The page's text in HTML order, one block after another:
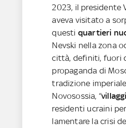
2023, il presidente
aveva visitato a
questi quartieri
Nevski nella zona
città, definiti, fuori
propaganda di
tradizione
Novosossia, “
residenti ucraini
lamentare la crisi